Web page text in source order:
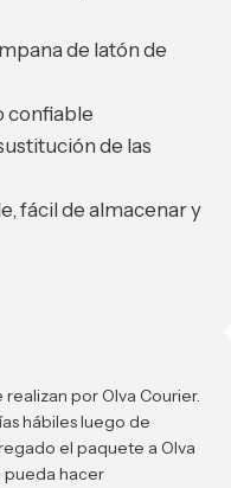
de latón de
confiable
de las
fácil de almacenar y
por Olva Courier.
hábiles luego de
el paquete a Olva
pueda hacer